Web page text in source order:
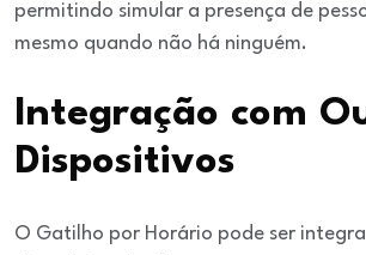
permitindo simular a presença de
mesmo quando não há ninguém.
Integração com
Dispositivos
O Gatilho por Horário pode ser